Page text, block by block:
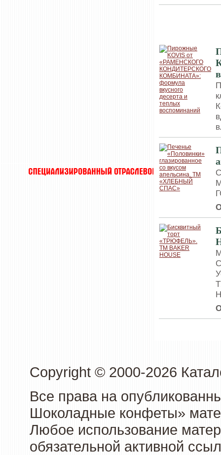
Copyright © 2000-2026
Все права на
Шоколадные конфеты»
Любое использование
обязательной активной